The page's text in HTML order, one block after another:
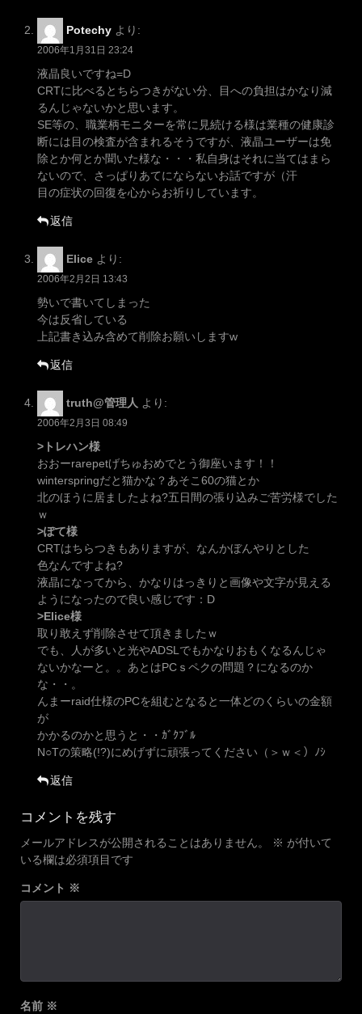
Potechy より:
2006年1月31日 23:24
液晶良いですね=D
CRTに比べるとちらつきがない分、目への負担はかなり減
るんじゃないかと思います。
SE等の、職業柄モニターを常に見続ける様は業種の健康診
断には目の検査が含まれるそうですが、液晶ユーザーは免
除とか何とか聞いた様な・・・私自身はそれに当てはまら
ないので、さっぱりあてにならないお話ですが（汗
目の症状の回復を心からお祈りしています。
返信
Elice より:
2006年2月2日 13:43
勢いで書いてしまった
今は反省している
上記書き込み含めて削除お願いしますw
返信
truth@管理人 より:
2006年2月3日 08:49
>トレハン様
おおーrarepetげちゅおめでとう御座います！！
winterspringだと猫かな？あそこ60の猫とか
北のほうに居ましたよね?五日間の張り込みご苦労様でした
ｗ
>ぽて様
CRTはちらつきもありますが、なんかぼんやりとした
色なんですよね?
液晶になってから、かなりはっきりと画像や文字が見える
ようになったので良い感じです：D
>Elice様
取り敢えず削除させて頂きましたｗ
でも、人が多いと光やADSLでもかなりおもくなるんじゃ
ないかなーと。。あとはPCｓペクの問題？になるのか
な・・。
んまーraid仕様のPCを組むとなると一体どのくらいの金額
が
かかるのかと思うと・・ｶﾞｸﾌﾞﾙ
N○Tの策略(!?)にめげずに頑張ってください（＞ｗ＜）ﾉｼ
返信
コメントを残す
メールアドレスが公開されることはありません。 ※ が付いて
いる欄は必須項目です
コメント ※
名前 ※